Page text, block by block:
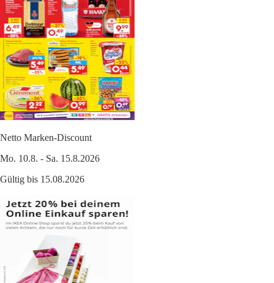
Netto Marken-Discount
Mo. 10.8. - Sa. 15.8.2026
Gültig bis 15.08.2026